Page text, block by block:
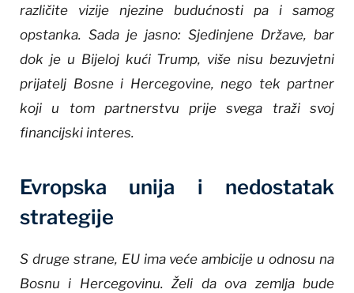
različite vizije njezine budućnosti pa i samog
opstanka. Sada je jasno: Sjedinjene Države, bar
dok je u Bijeloj kući Trump, više nisu bezuvjetni
prijatelj Bosne i Hercegovine, nego tek partner
koji u tom partnerstvu prije svega traži svoj
financijski interes.
Evropska unija i nedostatak
strategije
S druge strane, EU ima veće ambicije u odnosu na
Bosnu i Hercegovinu. Želi da ova zemlja bude